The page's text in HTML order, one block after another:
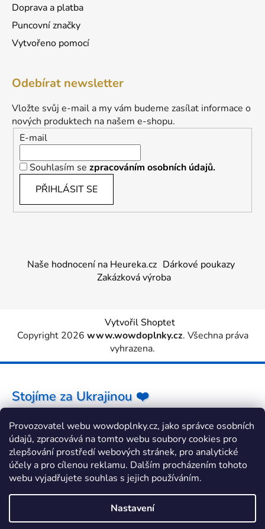
Provozovatel webu wowdoplnky.cz, jako správce osobních
údajů, zpracovává na tomto webu soubory cookies pro
zlepšování prostředí webových stránek, pro analytické
účely a pro cílenou reklamu. Dalším procházením tohoto
webu vyjadřujete souhlas s jejich používáním.
Nastavení
Doprava a platba
Puncovní značky
Vytvořeno pomocí
Odebírat newsletter
Vložte svůj e-mail a my vám budeme zasílat informace o
nových produktech na našem e-shopu.
E-mail
Souhlasím se zpracováním osobních údajů.
PŘIHLÁSIT SE
Naše hodnocení na Heureka.cz Dárkové poukazy
Zakázková výroba
Vytvořil Shoptet
Copyright 2026 www.wowdoplnky.cz. Všechna práva
vyhrazena.
Stojíme za Ukrajinou ❤️
Jak a čím pomoci »